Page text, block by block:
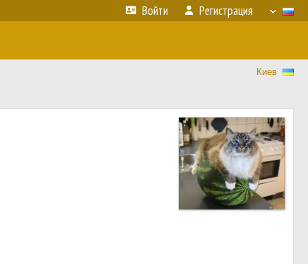
Войти Регистрация
Киев